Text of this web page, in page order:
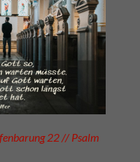
22 // Psalm